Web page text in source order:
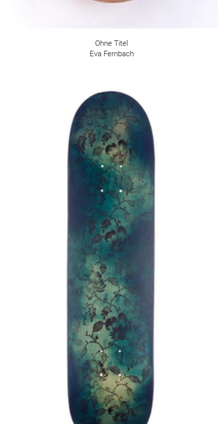
Ohne Titel
Eva Fernbach